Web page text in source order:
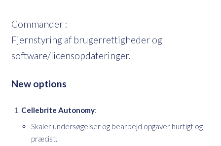
Commander :
Fjernstyring af brugerrettigheder og
software/licensopdateringer.
New options
Cellebrite Autonomy:
Skaler undersøgelser og bearbejd opgaver hurtigt og
præcist.